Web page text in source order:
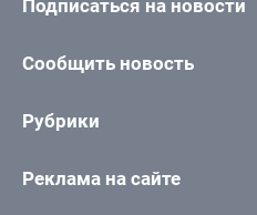
Подписаться на новости
Сообщить новость
Рубрики
Реклама на сайте